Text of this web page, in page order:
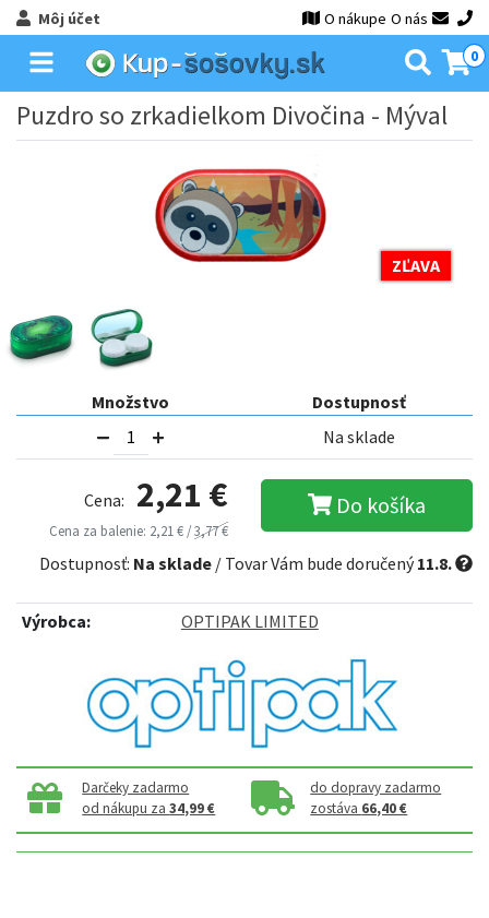
Môj účet O nákupe O nás
0
Puzdro so zrkadielkom Divočina - Mýval
ZĽAVA
Množstvo
Dostupnosť
Na sklade
Cena: 2,21 €
Cena za balenie: 2,21 € /3,77 €
Do košíka
Dostupnosť: Na sklade / Tovar Vám bude doručený11.8.
Výrobca: OPTIPAK LIMITED
Darčeky zadarmo
od nákupu za34,99 €
do dopravy zadarmo
zostáva 66,40 €